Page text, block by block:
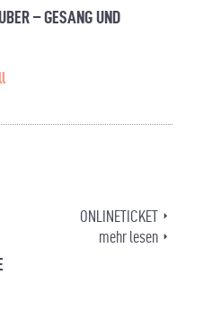
– GESANG UND
ONLINETICKET
mehr lesen